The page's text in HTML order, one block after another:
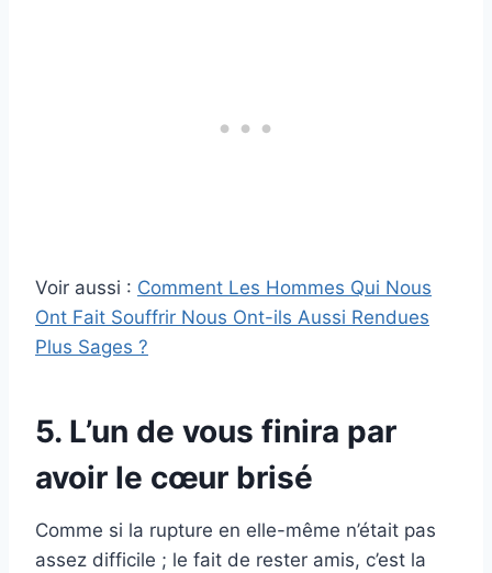
Voir aussi : Comment Les Hommes Qui Nous
Ont Fait Souffrir Nous Ont-ils Aussi Rendues
Plus Sages ?
5. L’un de vous finira par
avoir le cœur brisé
Comme si la rupture en elle-même n’était pas
assez difficile ; le fait de rester amis, c’est la